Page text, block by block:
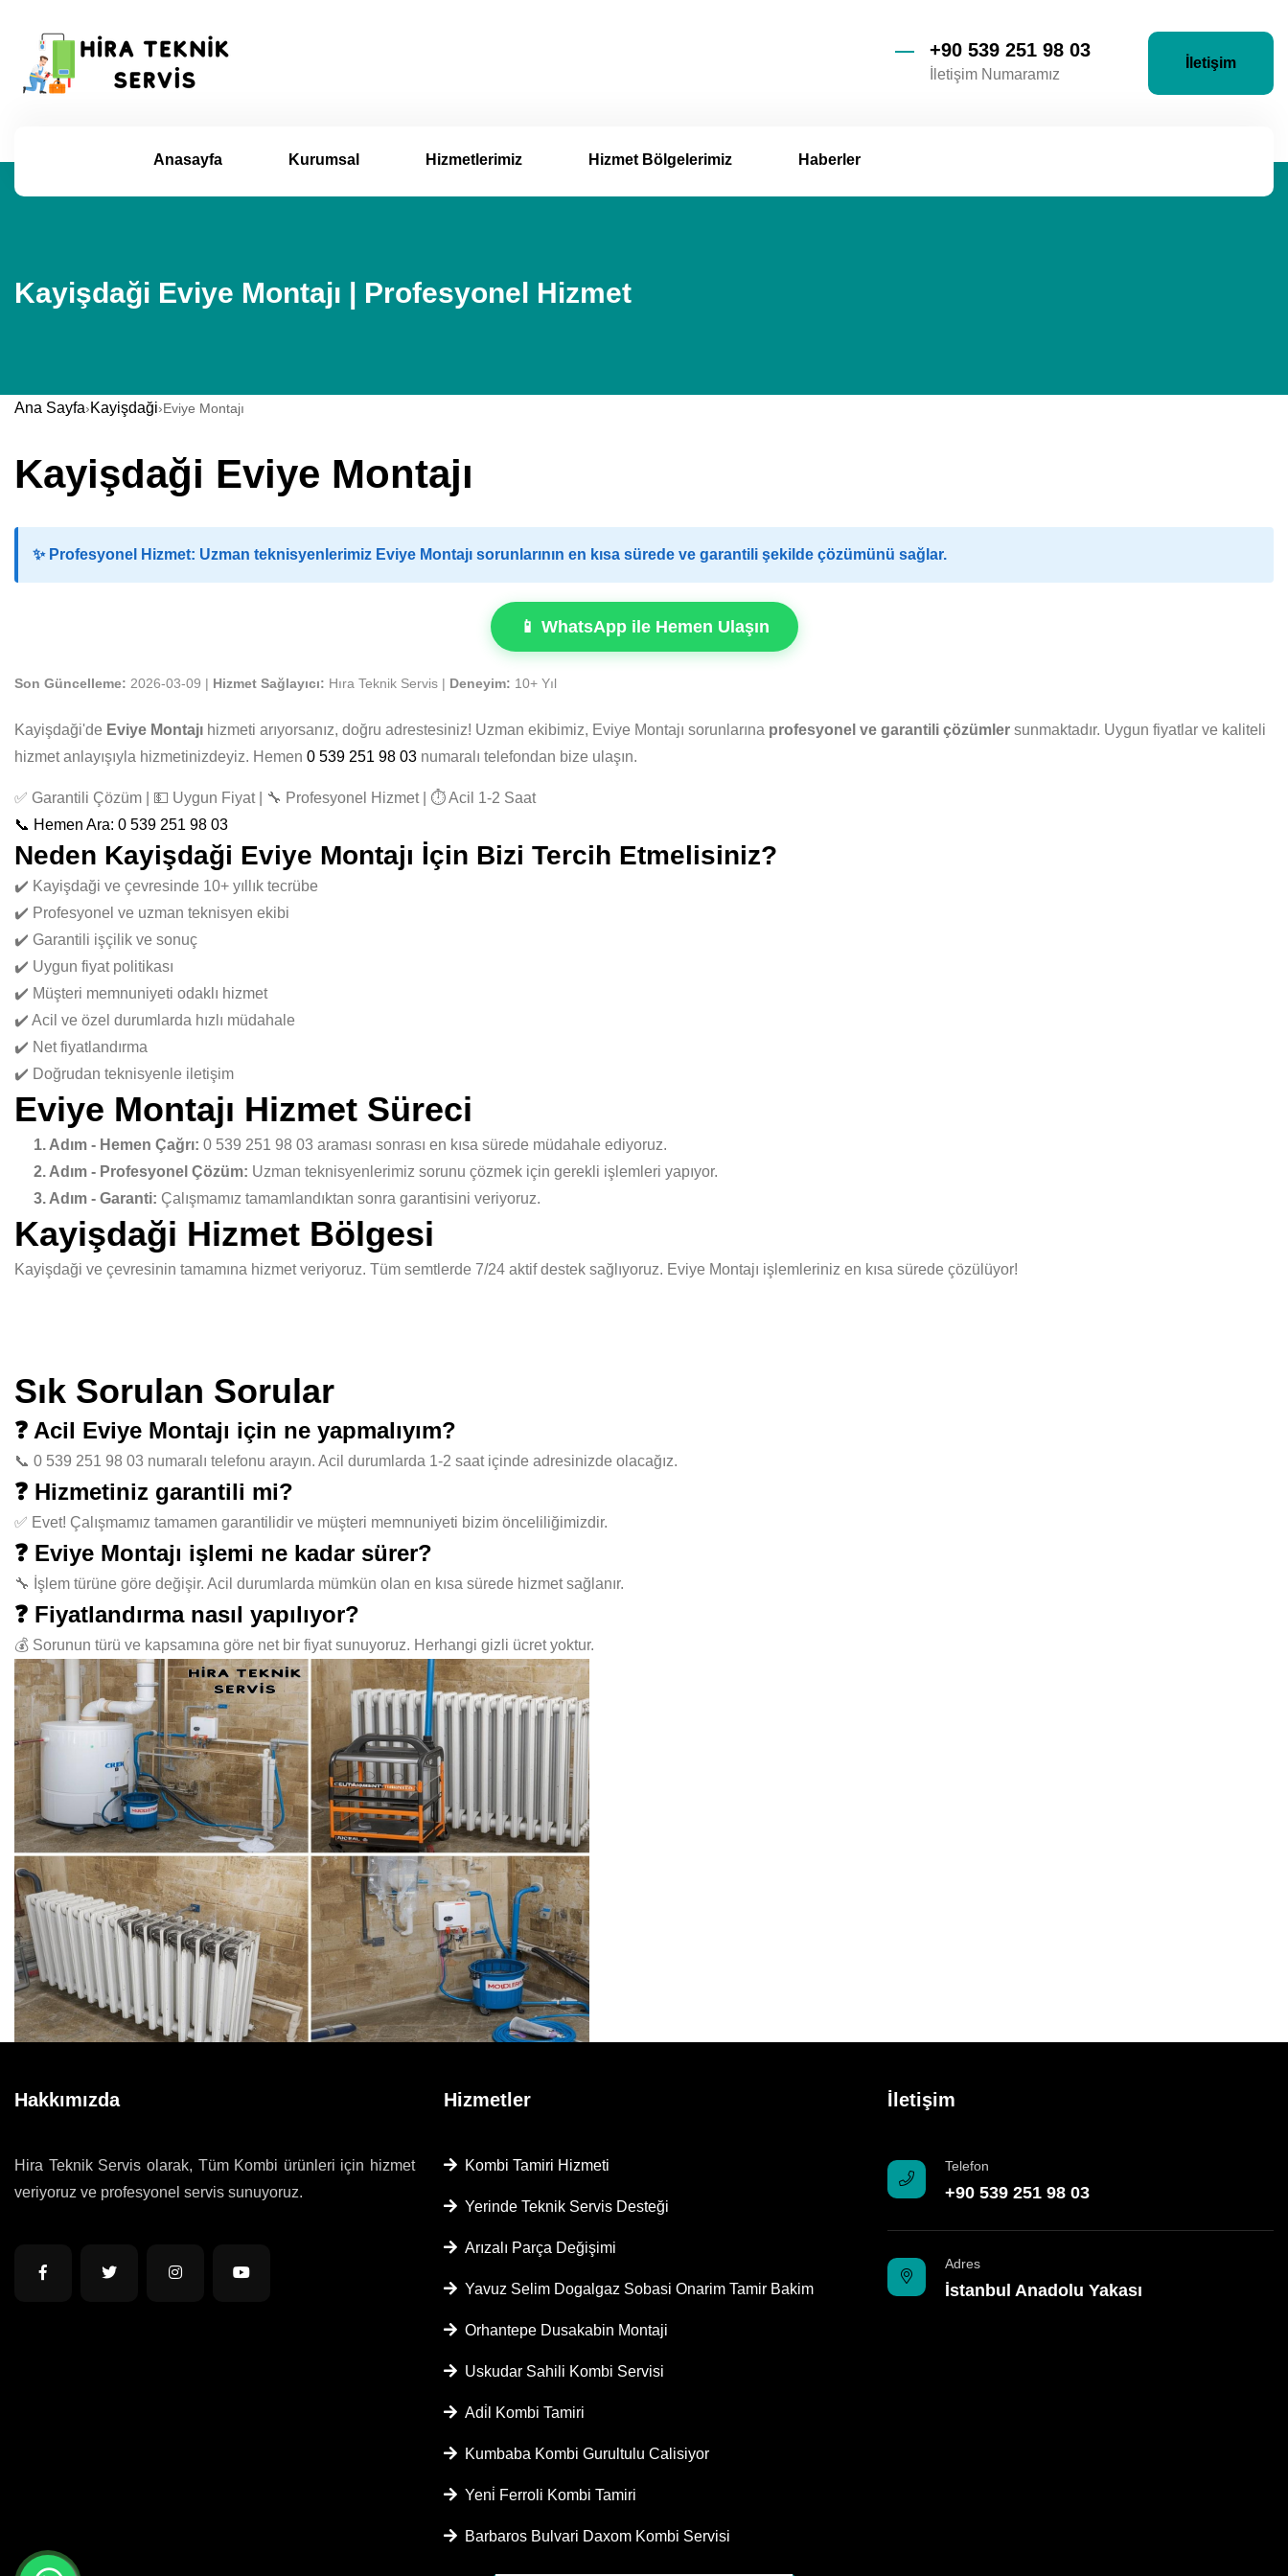
+90 539 251 98 03
İletişim Numaramız
İletişim
Anasayfa Kurumsal Hizmetlerimiz Hizmet Bölgelerimiz Haberler
Kayişdaği Eviye Montajı | Profesyonel Hizmet
Ana Sayfa›Kayişdaği›Eviye Montajı
Kayişdaği Eviye Montajı
✨ Profesyonel Hizmet: Uzman teknisyenlerimiz Eviye Montajı sorunlarının en kısa sürede ve garantili şekilde çözümünü sağlar.
📱 WhatsApp ile Hemen Ulaşın
Son Güncelleme: 2026-03-09 | Hizmet Sağlayıcı: Hıra Teknik Servis | Deneyim: 10+ Yıl
Kayişdaği'de Eviye Montajı hizmeti arıyorsanız, doğru adrestesiniz! Uzman ekibimiz, Eviye Montajı sorunlarına profesyonel ve garantili çözümler sunmaktadır. Uygun fiyatlar ve kaliteli
hizmet anlayışıyla hizmetinizdeyiz. Hemen 0 539 251 98 03 numaralı telefondan bize ulaşın.
✅ Garantili Çözüm | 💵 Uygun Fiyat | 🔧 Profesyonel Hizmet | ⏱️ Acil 1-2 Saat
📞 Hemen Ara: 0 539 251 98 03
Neden Kayişdaği Eviye Montajı İçin Bizi Tercih Etmelisiniz?
✔️ Kayişdaği ve çevresinde 10+ yıllık tecrübe
✔️ Profesyonel ve uzman teknisyen ekibi
✔️ Garantili işçilik ve sonuç
✔️ Uygun fiyat politikası
✔️ Müşteri memnuniyeti odaklı hizmet
✔️ Acil ve özel durumlarda hızlı müdahale
✔️ Net fiyatlandırma
✔️ Doğrudan teknisyenle iletişim
Eviye Montajı Hizmet Süreci
1. Adım - Hemen Çağrı: 0 539 251 98 03 araması sonrası en kısa sürede müdahale ediyoruz.
2. Adım - Profesyonel Çözüm: Uzman teknisyenlerimiz sorunu çözmek için gerekli işlemleri yapıyor.
3. Adım - Garanti: Çalışmamız tamamlandıktan sonra garantisini veriyoruz.
Kayişdaği Hizmet Bölgesi
Kayişdaği ve çevresinin tamamına hizmet veriyoruz. Tüm semtlerde 7/24 aktif destek sağlıyoruz. Eviye Montajı işlemleriniz en kısa sürede çözülüyor!
Sık Sorulan Sorular
❓ Acil Eviye Montajı için ne yapmalıyım?
📞 0 539 251 98 03 numaralı telefonu arayın. Acil durumlarda 1-2 saat içinde adresinizde olacağız.
❓ Hizmetiniz garantili mi?
✅ Evet! Çalışmamız tamamen garantilidir ve müşteri memnuniyeti bizim önceliliğimizdir.
❓ Eviye Montajı işlemi ne kadar sürer?
🔧 İşlem türüne göre değişir. Acil durumlarda mümkün olan en kısa sürede hizmet sağlanır.
❓ Fiyatlandırma nasıl yapılıyor?
💰 Sorunun türü ve kapsamına göre net bir fiyat sunuyoruz. Herhangi gizli ücret yoktur.
Hakkımızda
Hira Teknik Servis olarak, Tüm Kombi ürünleri için hizmet
veriyoruz ve profesyonel servis sunuyoruz.
Hizmetler
Kombi Tamiri Hizmeti
Yerinde Teknik Servis Desteği
Arızalı Parça Değişimi
Yavuz Selim Dogalgaz Sobasi Onarim Tamir Bakim
Orhantepe Dusakabin Montaji
Uskudar Sahili Kombi Servisi
Adi̇l Kombi Tamiri
Kumbaba Kombi Gurultulu Calisiyor
Yeni̇ Ferroli Kombi Tamiri
Barbaros Bulvari Daxom Kombi Servisi
İletişim
Telefon
+90 539 251 98 03
Adres
İstanbul Anadolu Yakası